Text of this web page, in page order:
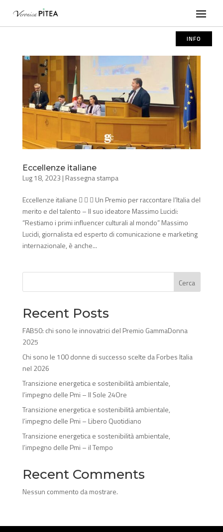
INFO
Eccellenze italiane
Lug 18, 2023 | Rassegna stampa
Eccellenze italiane    Un Premio per raccontare l’Italia del
merito e del talento – Il suo ideatore Massimo Lucidi:
“Restiamo i primi influencer culturali al mondo” Massimo
Lucidi, giornalista ed esperto di comunicazione e marketing
internazionale, è anche...
Cerca
Recent Posts
FAB50: chi sono le innovatrici del Premio GammaDonna
2025
Chi sono le 100 donne di successo scelte da Forbes Italia
nel 2026
Transizione energetica e sostenibilità ambientale,
l’impegno delle Pmi – Il Sole 24Ore
Transizione energetica e sostenibilità ambientale,
l’impegno delle Pmi – Libero Quotidiano
Transizione energetica e sostenibilità ambientale,
l’impegno delle Pmi – il Tempo
Recent Comments
Nessun commento da mostrare.